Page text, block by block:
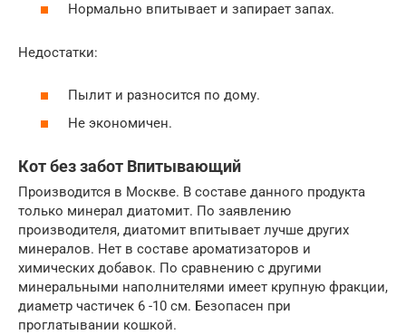
Нормально впитывает и запирает запах.
Недостатки:
Пылит и разносится по дому.
Не экономичен.
Кот без забот Впитывающий
Производится в Москве. В составе данного продукта
только минерал диатомит. По заявлению
производителя, диатомит впитывает лучше других
минералов. Нет в составе ароматизаторов и
химических добавок. По сравнению с другими
минеральными наполнителями имеет крупную фракции,
диаметр частичек 6 -10 см. Безопасен при
проглатывании кошкой.